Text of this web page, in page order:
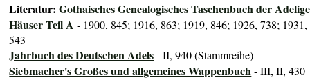
Literatur:Gothaisches Genealogisches Taschenbuch der
Häuser Teil A - 1900, 845; 1916, 863; 1919, 846; 1926, 738; 1931,
543
Jahrbuch des Deutschen Adels- II, 940 (Stammreihe)
Siebmacher's Großes und allgemeines Wappenbuch- III, II, 430